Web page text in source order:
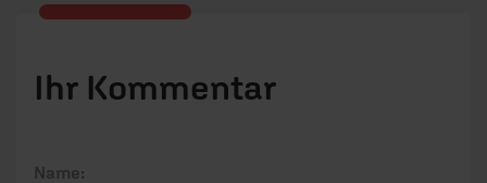
Ihr Kommentar
Name: